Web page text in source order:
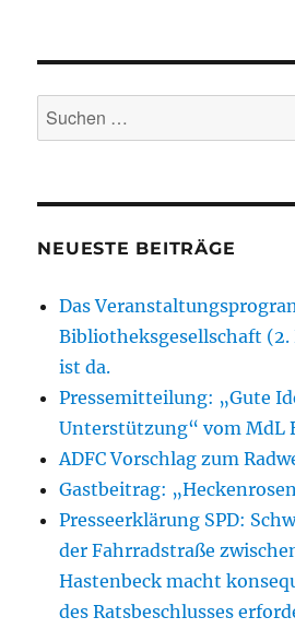
Naturpark-
in
Suchen
nach:
NEUESTE BEITRÄGE
Das
Bibliotheksgesellschaft
ist da.
Pressemitteilung: „Gute
Unterstützung“ vom MdL
ADFC Vorschlag zum
Gastbeitrag:
Presseerklärung SPD:
der Fahrradstraße
Hastenbeck macht
des Ratsbeschlusses